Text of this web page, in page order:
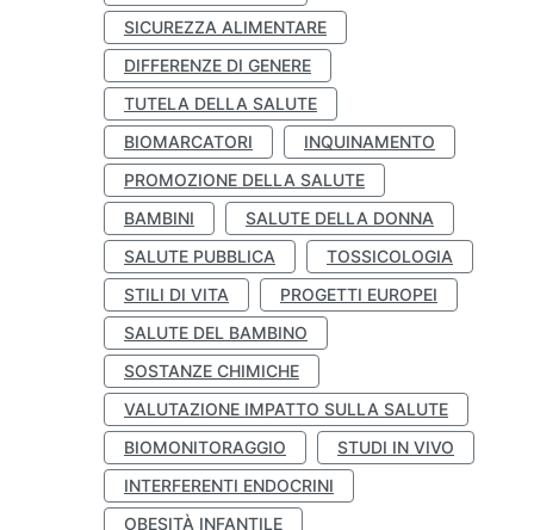
SICUREZZA ALIMENTARE
DIFFERENZE DI GENERE
TUTELA DELLA SALUTE
BIOMARCATORI
INQUINAMENTO
PROMOZIONE DELLA SALUTE
BAMBINI
SALUTE DELLA DONNA
SALUTE PUBBLICA
TOSSICOLOGIA
STILI DI VITA
PROGETTI EUROPEI
SALUTE DEL BAMBINO
SOSTANZE CHIMICHE
VALUTAZIONE IMPATTO SULLA SALUTE
BIOMONITORAGGIO
STUDI IN VIVO
INTERFERENTI ENDOCRINI
OBESITÀ INFANTILE